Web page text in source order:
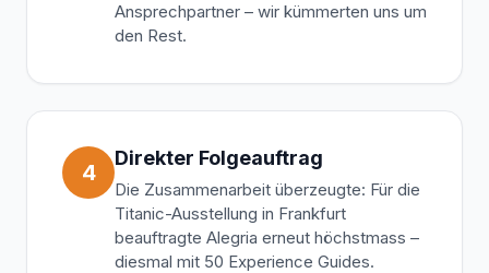
Ansprechpartner – wir kümmerten uns um
den Rest.
4
Direkter Folgeauftrag
Die Zusammenarbeit überzeugte: Für die
Titanic-Ausstellung in Frankfurt
beauftragte Alegria erneut höchstmass –
diesmal mit 50 Experience Guides.